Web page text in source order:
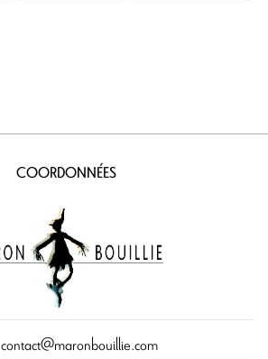
COORDONNÉES
contact@maronbouillie.com